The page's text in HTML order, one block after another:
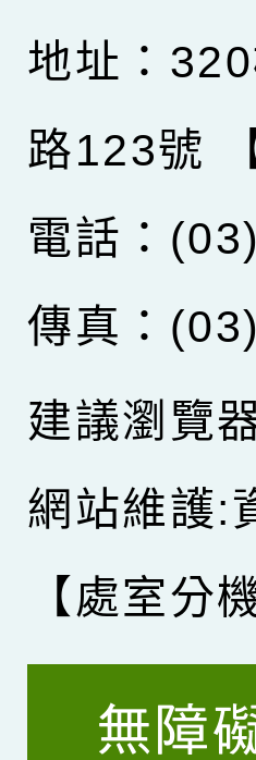
地址：
路123號
電話：
傳真：
建議瀏覽
網站維護:
【處室分